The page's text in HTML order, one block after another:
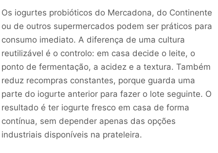
Os iogurtes probióticos do Mercadona, do Continente
ou de outros supermercados podem ser práticos para
consumo imediato. A diferença de uma cultura
reutilizável é o controlo: em casa decide o leite, o
ponto de fermentação, a acidez e a textura. Também
reduz recompras constantes, porque guarda uma
parte do iogurte anterior para fazer o lote seguinte. O
resultado é ter iogurte fresco em casa de forma
contínua, sem depender apenas das opções
industriais disponíveis na prateleira.